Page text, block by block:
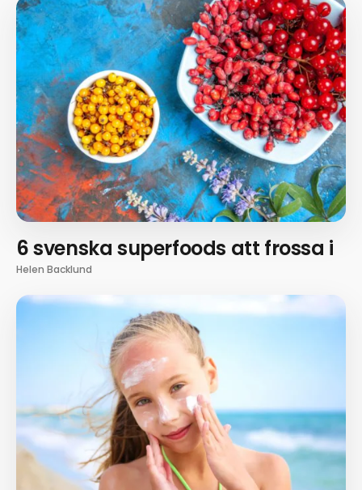
6 svenska superfoods att frossa i
Helen Backlund